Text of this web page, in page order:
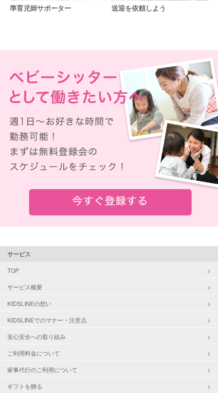
準育児師サポーター 送迎を依頼しよう
サービス
TOP
サービス概要
KIDSLINEの想い
KIDSLINEでのマナー・注意点
安心安全への取り組み
ご利用料金について
家事代行のご利用について
ギフトを贈る